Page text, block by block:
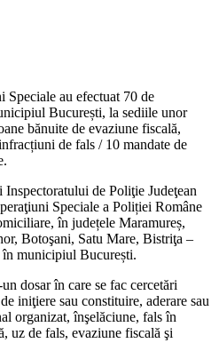
au efectuat 70 de
București, la sediile unor
bănuite de evaziune fiscală,
de fals / 10 mandate de
de Poliţie Judeţean
Speciale a Poliției Române
în județele Maramureș,
Botoşani, Satu Mare, Bistriţa –
municipiul București.
dosar în care se fac cercetări
iniţiere sau constituire, aderare sau
organizat, înşelăciune, fals în
uz de fals, evaziune fiscală şi